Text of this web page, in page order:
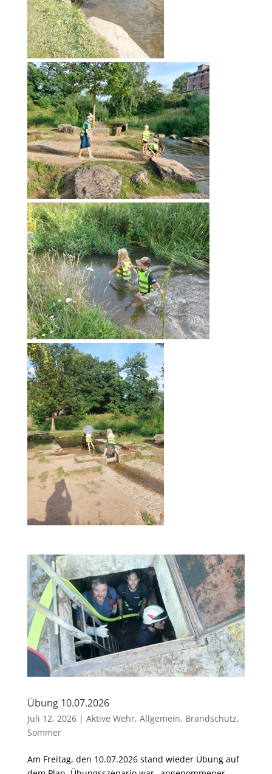
Übung 10.07.2026
Juli 12, 2026| Aktive Wehr, Allgemein, Brandschutz,
Sommer
Am Freitag, den 10.07.2026 stand wieder Übung auf